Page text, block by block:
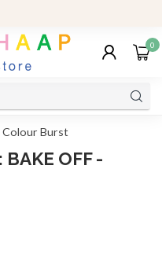
0
Colour Burst
OFF -